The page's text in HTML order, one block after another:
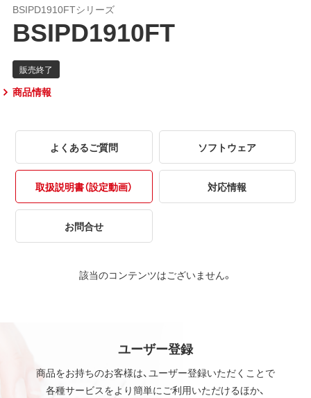
BSIPD1910FTシリーズ
BSIPD1910FT
商品情報
よくあるご質問 ソフトウェア
取扱説明書（設定動画） 対応情報
お問合せ
該当のコンテンツはございません。
ユーザー登録
商品をお持ちのお客様は、ユーザー登録いただくことで
各種サービスをより簡単にご利用いただけるほか、